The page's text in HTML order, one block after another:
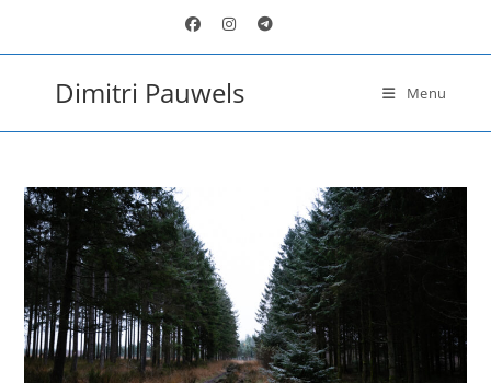
Dimitri Pauwels Menu